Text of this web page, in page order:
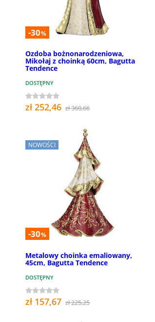
-30%
Ozdoba bożnonarodzeniowa,
Mikołaj z choinką 60cm, Bagutta
Tendence
DOSTĘPNY
zł 252,46 zł 360,66
NOWOŚCI
-30%
Metalowy choinka emaliowany,
45cm, Bagutta Tendence
DOSTĘPNY
zł 157,67 zł 225,25